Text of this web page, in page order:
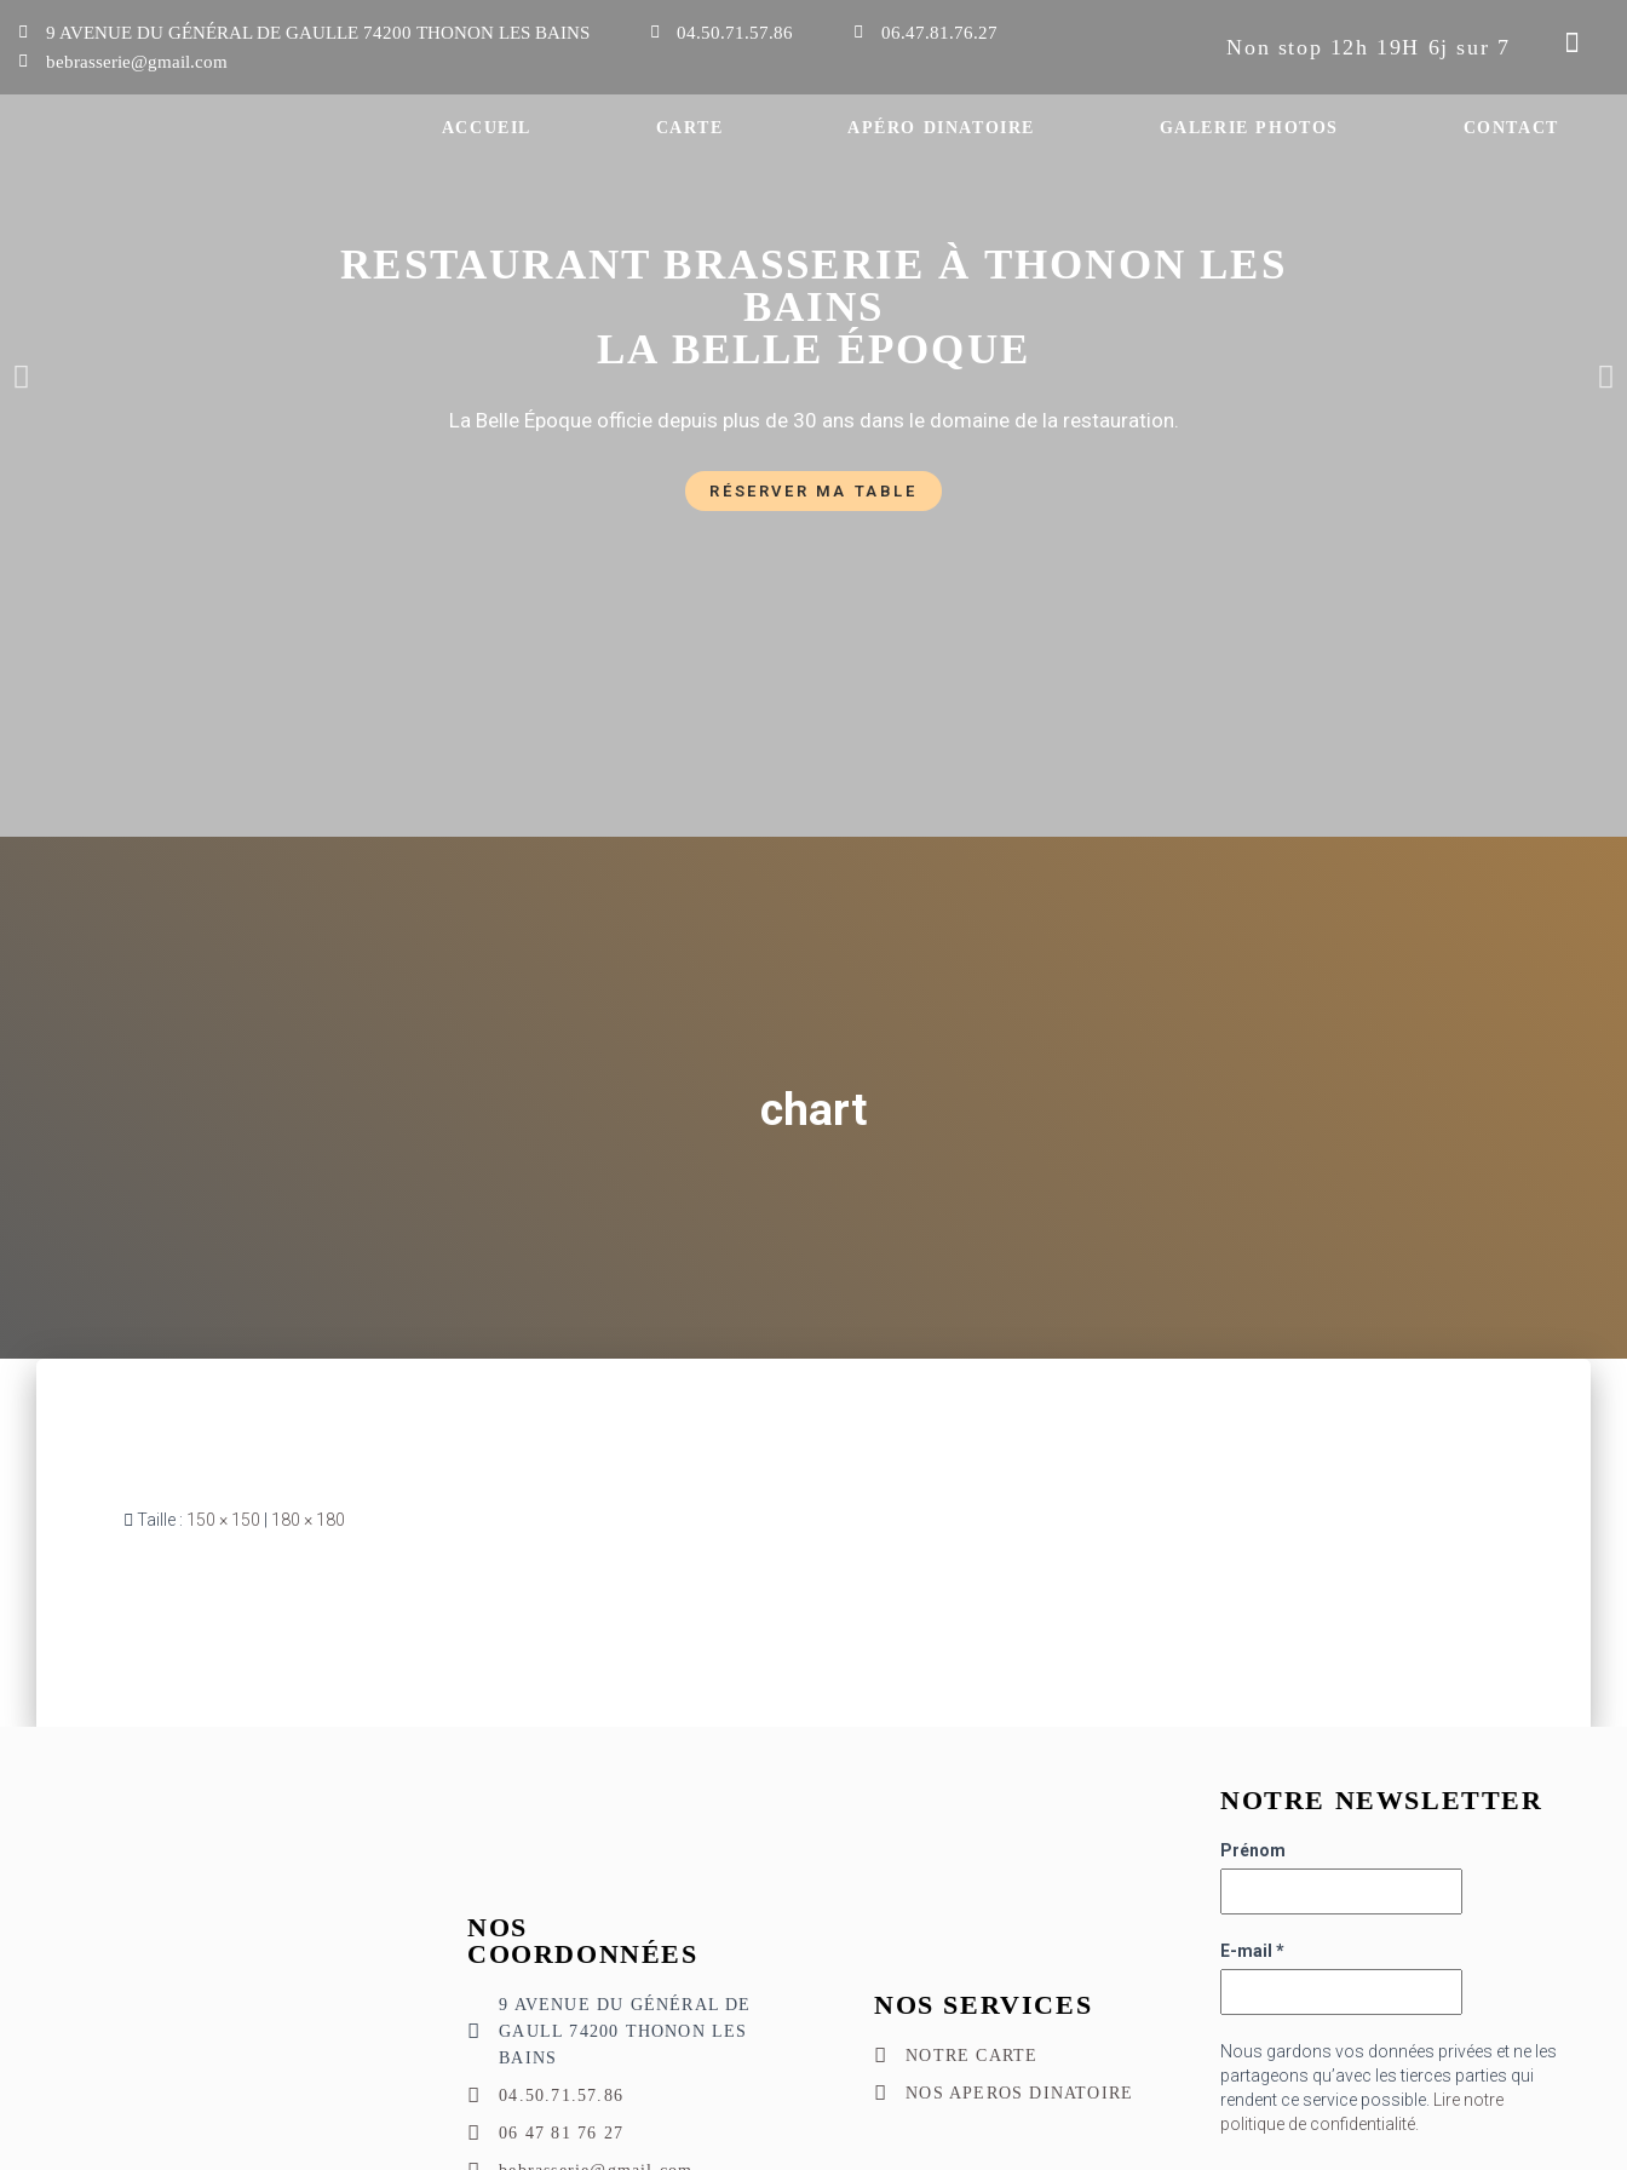
9 AVENUE DU GÉNÉRAL DE GAULLE 74200 THONON LES BAINS 04.50.71.57.86
06.47.81.76.27
bebrasserie@gmail.com
Non stop 12h 19H 6j sur 7
ACCUEIL CARTE APÉRO DINATOIRE GALERIE PHOTOS CONTACT
RESTAURANT BRASSERIE À THONON LES
BAINS
LA BELLE ÉPOQUE
La Belle Époque officie depuis plus de 30 ans dans le domaine de la restauration.
RÉSERVER MA TABLE
chart
Taille : 150 × 150 180 × 180
NOS
COORDONNÉES
9 AVENUE DU GÉNÉRAL DE
GAULL 74200 THONON LES
BAINS
04.50.71.57.86
06 47 81 76 27
NOS SERVICES
NOTRE CARTE
NOS APEROS DINATOIRE
NOTRE NEWSLETTER
Prénom
E-mail *
Nous gardons vos données privées et ne les
partageons qu’avec les tierces parties qui
rendent ce service possible.
Lire notre
politique de confidentialité.